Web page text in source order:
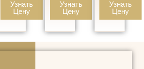
Узнать
Цену
Узнать
Цену
Узнать
Цену